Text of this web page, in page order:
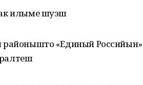
илыме шуэш
«Единый